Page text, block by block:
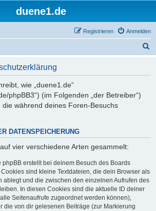
duene1.de
Anmelden
Registrieren
wie „duene1.de“
phpBB3“) (im Folgenden „der Betreiber“)
während deines Foren-Besuchs
DATENSPEICHERUNG
vier verschiedene Arten gesammelt:
phpBB erstellt bei deinem Besuch des Boards
sind kleine Textdateien, die dein Browser als
ablegt und die zwischen den einzelnen Aufrufen des
In diesen Cookies sind die aktuelle ID deiner
Seitenaufrufe zugeordnet werden können),
die von dir gelesenen Beiträge (zur Markierung